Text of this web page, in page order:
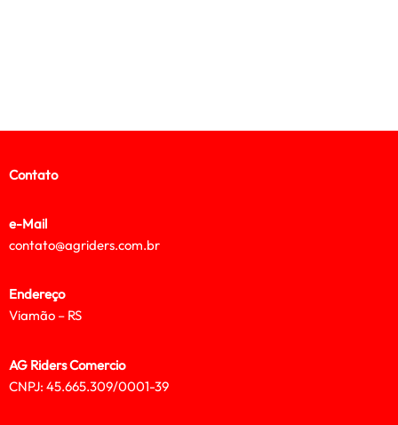
Contato
e-Mail
contato@agriders.com.br
Endereço
Viamão – RS
AG Riders Comercio
CNPJ: 45.665.309/0001-39